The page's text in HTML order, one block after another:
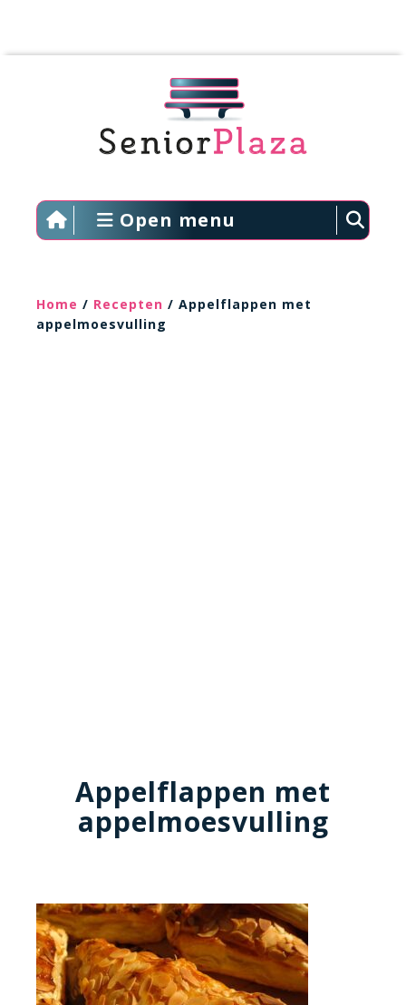
Open menu
Home / Recepten / Appelflappen met
appelmoesvulling
Appelflappen met
appelmoesvulling